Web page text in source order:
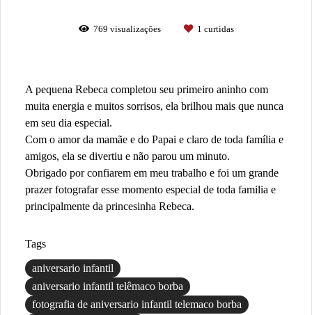
769 visualizações 1 curtidas
A pequena Rebeca completou seu primeiro aninho com
muita energia e muitos sorrisos, ela brilhou mais que nunca
em seu dia especial.
Com o amor da mamãe e do Papai e claro de toda família e
amigos, ela se divertiu e não parou um minuto.
Obrigado por confiarem em meu trabalho e foi um grande
prazer fotografar esse momento especial de toda familia e
principalmente da princesinha Rebeca.
Tags
aniversario infantil
aniversario infantil telêmaco borba
fotografia de aniversario infantil telemaco borba